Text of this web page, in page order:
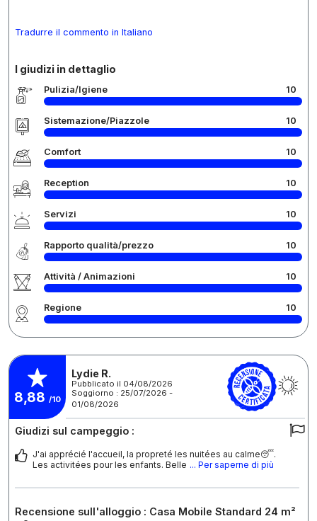
Tradurre il commento in Italiano
I giudizi in dettaglio
Pulizia/Igiene 10
Sistemazione/Piazzole 10
Comfort 10
Reception 10
Servizi 10
Rapporto qualità/prezzo 10
Attività / Animazioni 10
Regione 10
8,88 /10
Lydie R.
Pubblicato il 04/08/2026
Soggiorno : 25/07/2026 -
01/08/2026
Giudizi sul campeggio :
J'ai apprécié l'accueil, la propreté les nuitées au calme😴.
Les activitées pour les enfants. Belle ... Per saperne di più
Recensione sull'alloggio : Casa Mobile Standard 24 m²